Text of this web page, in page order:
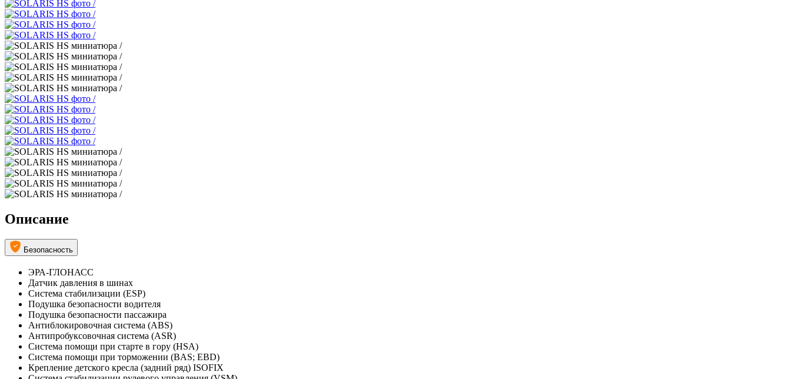
Описание
Безопасность
ЭРА-ГЛОНАСС
Датчик давления в шинах
Система стабилизации (ESP)
Подушка безопасности водителя
Подушка безопасности пассажира
Антиблокировочная система (ABS)
Антипробуксовочная система (ASR)
Система помощи при старте в гору (HSA)
Система помощи при торможении (BAS; EBD)
Крепление детского кресла (задний ряд) ISOFIX